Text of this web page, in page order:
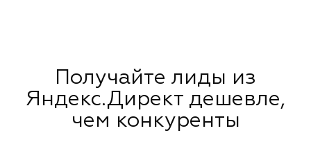
Получайте лиды из
Яндекс.Директ дешевле,
чем конкуренты